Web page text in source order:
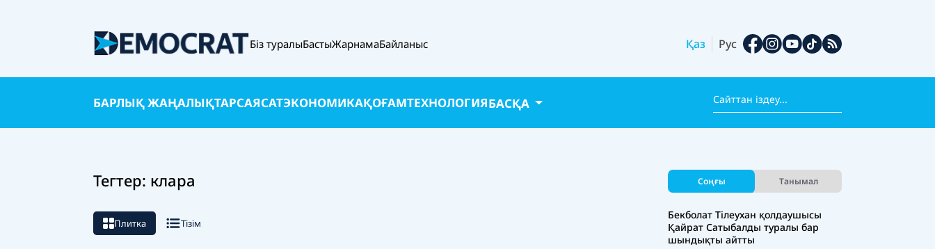
Біз туралыБастыЖарнамаБайланыс Қаз Рус
БАРЛЫҚ ЖАҢАЛЫҚТАРСАЯСАТЭКОНОМИКАҚОҒАМТЕХНОЛОГИЯБАСҚА
Тегтер: клара
Плитка Тізім
Соңғы Танымал
Бекболат Тілеухан қолдаушысы
Қайрат Сатыбалды туралы бар
шындықты айтты